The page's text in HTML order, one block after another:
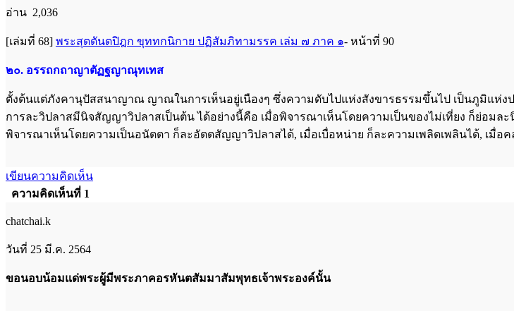
อ่าน 2,036
[เล่มที่ 68] พระสุตตันตปิฎก ขุททกนิกาย ปฏิสัมภิทามรรค เล่ม ๗ ภาค ๑- หน้าที่ 90
๒๐. อรรถกถาญาตัฏฐญาณุทเทส
ตั้งต้นแต่ภังคานุปัสสนาญาณ ญาณในการเห็นอยู่เนืองๆ ซึ่งความดับไปแห่งสังขารธรรมขึ้นไป เป็นภูมิแห่
การละวิปลาสมีนิจสัญญาวิปลาสเป็นต้น ได้อย่างนี้คือ เมื่อพิจารณาเห็นโดยความเป็นของไม่เที่ยง ก็ย่อม
พิจารณาเห็นโดยความเป็นอนัตตา ก็ละอัตตสัญญาวิปลาสได้, เมื่อเบื่อหน่าย ก็ละความเพลิดเพลินได้, เมื่
เขียนความคิดเห็น
ความคิดเห็นที่ 1
chatchai.k
วันที่ 25 มี.ค. 2564
ขอนอบน้อมแด่พระผู้มีพระภาคอรหันตสัมมาสัมพุทธเจ้าพระองค์นั้น